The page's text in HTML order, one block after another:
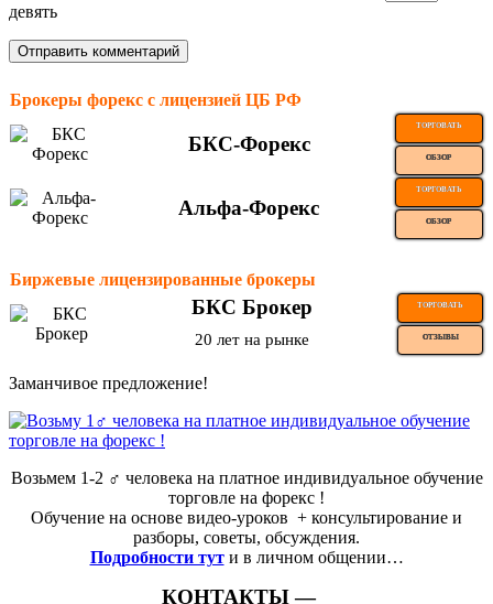
девять
Брокеры форекс с лицензией ЦБ РФ
БКС-Форекс
ТОРГОВАТЬ
ОБЗОР
Альфа-Форекс
ТОРГОВАТЬ
ОБЗОР
Биржевые лицензированные брокеры
БКС Брокер ТОРГОВАТЬ
20 лет на рынке ОТЗЫВЫ
Заманчивое предложение!
Возьмем 1-2 ‍♂️ человека на платное индивидуальное обучение
торговле на форекс !
Обучение на основе видео-уроков ️ + консультирование и
разборы, советы, обсуждения.
Подробности тут и в личном общении…
КОНТАКТЫ —